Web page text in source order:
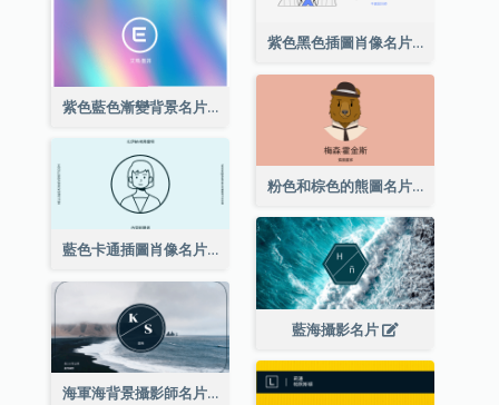
紫色黑色插圖肖像名片
紫色藍色漸變背景名片
粉色和棕色的熊圖名片
藍色卡通插圖肖像名片
藍海攝影名片
海軍海背景攝影師名片